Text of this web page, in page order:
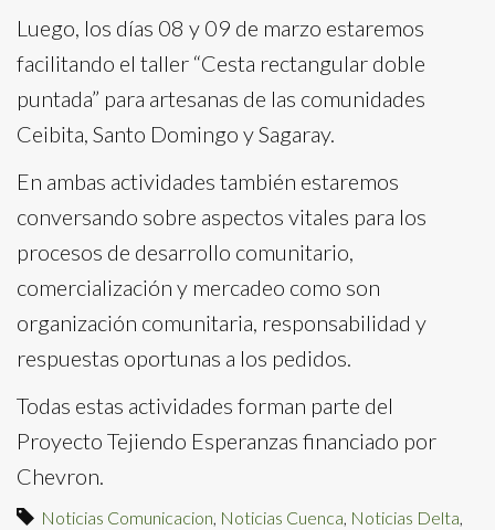
Luego, los días 08 y 09 de marzo estaremos
facilitando el taller “Cesta rectangular doble
puntada” para artesanas de las comunidades
Ceibita, Santo Domingo y Sagaray.
En ambas actividades también estaremos
conversando sobre aspectos vitales para los
procesos de desarrollo comunitario,
comercialización y mercadeo como son
organización comunitaria, responsabilidad y
respuestas oportunas a los pedidos.
Todas estas actividades forman parte del
Proyecto Tejiendo Esperanzas financiado por
Chevron.
Noticias Comunicacion, Noticias Cuenca, Noticias Delta,